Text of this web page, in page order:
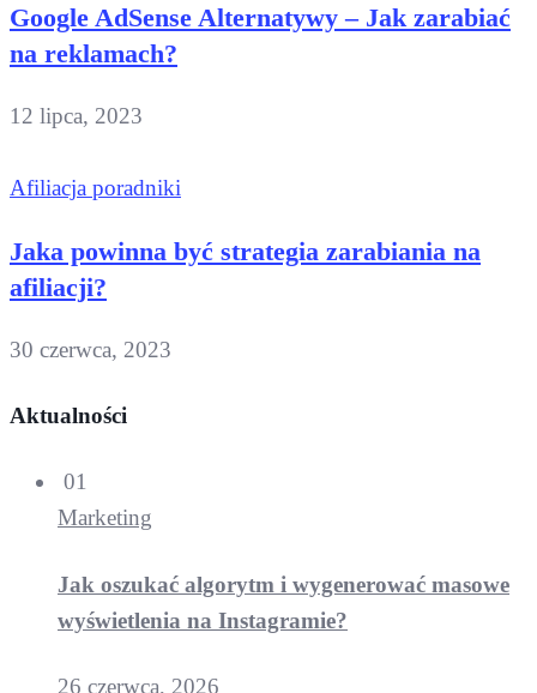
Google AdSense Alternatywy – Jak zarabiać
na reklamach?
12 lipca, 2023
Afiliacja poradniki
Jaka powinna być strategia zarabiania na
afiliacji?
30 czerwca, 2023
Aktualności
01
Marketing
Jak oszukać algorytm i wygenerować masowe
wyświetlenia na Instagramie?
26 czerwca, 2026